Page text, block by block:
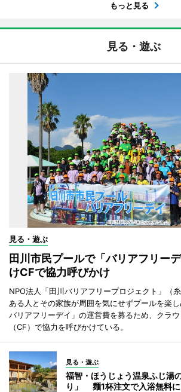
もっと見る
見る・遊ぶ
見る・遊ぶ
田川市民プールで「バリアフリー
けCFで協力呼びかけ
NPO法人「田川バリアフリープロジェクト」（
ある人とその家族が周囲を気にせずプールを楽
バリアフリーデイ」の運営費を募るため、クラ
（CF）で協力を呼びかけている。
見る・遊ぶ
福智・ほうじょう温泉ふじ湯
り」 麺1杯注文で入浴無料に